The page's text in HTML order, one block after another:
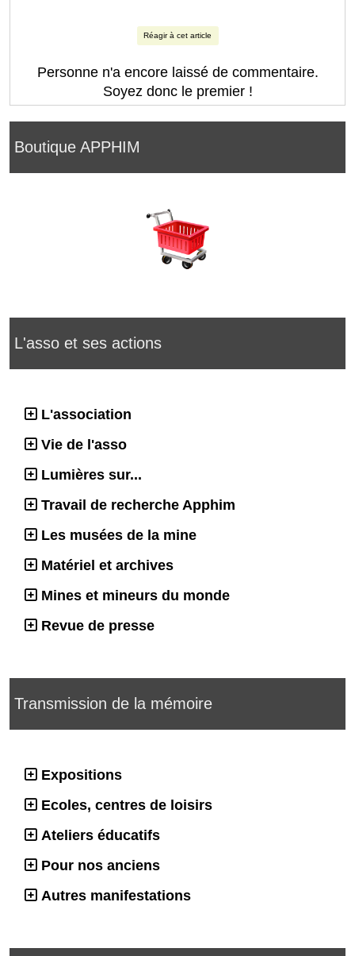
Boutique APPHIM
L'asso et ses actions
L'association
Vie de l'asso
Lumières sur...
Travail de recherche Apphim
Les musées de la mine
Matériel et archives
Mines et mineurs du monde
Revue de presse
Transmission de la mémoire
Expositions
Ecoles, centres de loisirs
Ateliers éducatifs
Pour nos anciens
Autres manifestations
Réagir à cet article
Personne n'a encore laissé de commentaire.
Soyez donc le premier !